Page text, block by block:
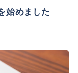
始めました